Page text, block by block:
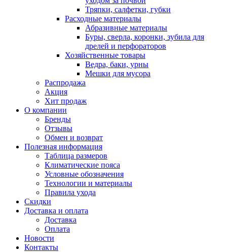
Тряпки, салфетки, губки
Расходные материалы
Абразивные материалы
Буры, сверла, коронки, зубила для
дрелей и перфораторов
Хозяйственные товары
Ведра, баки, урны
Мешки для мусора
Распродажа
Акция
Хит продаж
О компании
Бренды
Отзывы
Обмен и возврат
Полезная информация
Таблица размеров
Климатические пояса
Условные обозначения
Технологии и материалы
Правила ухода
Скидки
Доставка и оплата
Доставка
Оплата
Новости
Контакты